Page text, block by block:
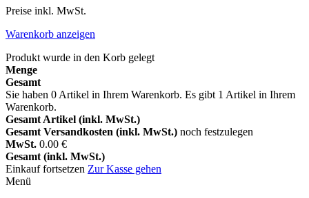
Preise inkl. MwSt.
Warenkorb anzeigen
Produkt wurde in den Korb gelegt
Menge
Gesamt
Sie haben 0 Artikel in Ihrem Warenkorb. Es gibt 1 Artikel in Ihrem
Warenkorb.
Gesamt Artikel (inkl. MwSt.)
Gesamt Versandkosten (inkl. MwSt.) noch festzulegen
MwSt. 0.00 €
Gesamt (inkl. MwSt.)
Einkauf fortsetzen Zur Kasse gehen
Menü